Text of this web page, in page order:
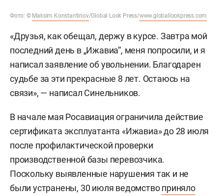
Фото: © Maksim Konstantinov/Global Look Press/www.globallookpress.com
«Друзья, как обещал, держу в курсе. Завтра мой
последний день в „Ижавиа“, меня попросили, и я
написал заявление об увольнении. Благодарен
судьбе за эти прекрасные 8 лет. Остаюсь на
связи», — написал Синельников.
В начале мая Росавиация ограничила действие
сертификата эксплуатанта «Ижавиа» до 28 июля
после профилактической проверки
производственной базы перевозчика.
Поскольку выявленные нарушения так и не
были устранены, 30 июля ведомствоприняло